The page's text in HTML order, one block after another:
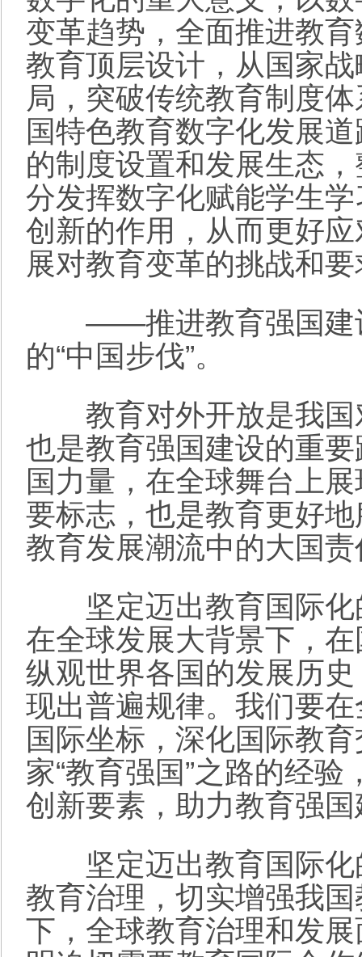
变革趋势，全面推进教
教育顶层设计，从国家
局，突破传统教育制度
国特色教育数字化发展
的制度设置和发展生态
分发挥数字化赋能学生
创新的作用，从而更好
展对教育变革的挑战和
——推进教育强国建设
的“中国步伐”。
教育对外开放是我国
也是教育强国建设的重
国力量，在全球舞台上
要标志，也是教育更好
教育发展潮流中的大国
坚定迈出教育国际化
在全球发展大背景下，
纵观世界各国的发展历
现出普遍规律。我们要
国际坐标，深化国际教
家“教育强国”之路的经
创新要素，助力教育强
坚定迈出教育国际化
教育治理，切实增强我
下，全球教育治理和发